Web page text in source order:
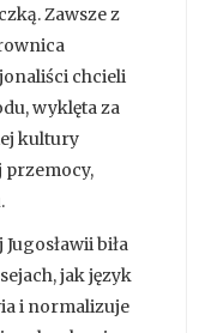
Zawsze z
chcieli
wyklęta za
kultury
przemocy,
biła
jak język
i normalizuje